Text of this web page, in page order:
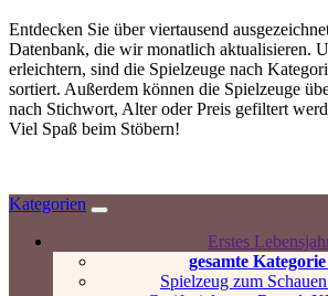
Entdecken Sie über viertausend
Datenbank, die wir monatlich aktualisieren.
erleichtern, sind die Spielzeuge nach
sortiert. Außerdem können die Spielzeuge
nach Stichwort, Alter oder Preis gefiltert
Viel Spaß beim Stöbern!
Kategorien
Erstes
gesamte
Spielzeug zum